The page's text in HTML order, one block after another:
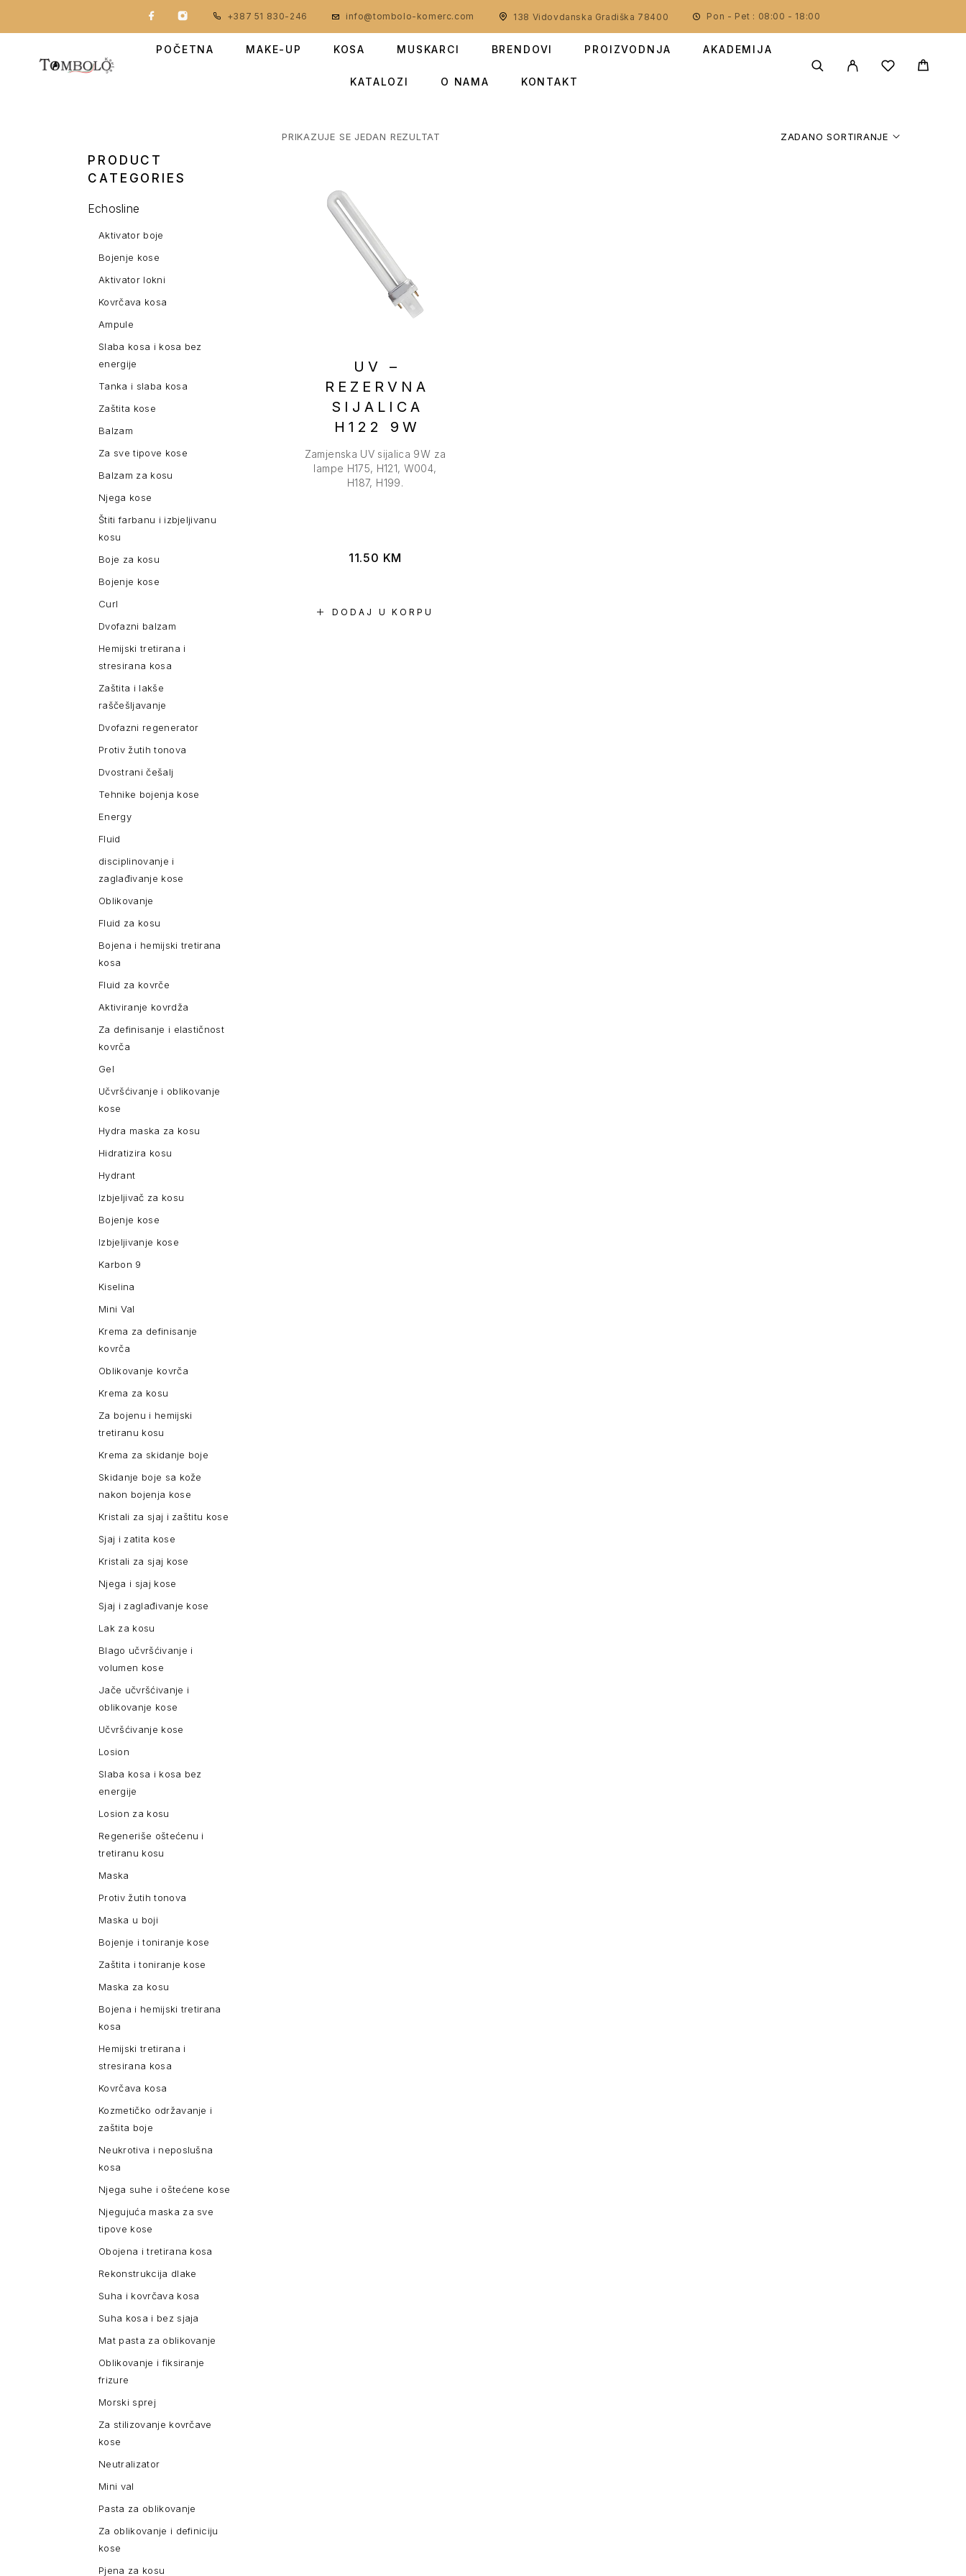
+387 51 830-246 info@tombolo-komerc.com 138 Vidovdanska Gradiška 78400 Pon - Pet : 08:00 - 18:00
POČETNA MAKE-UP KOSA MUSKARCI BRENDOVI PROIZVODNJA AKADEMIJA
KATALOZI O NAMA KONTAKT
PRODUCT
CATEGORIES
Echosline
Aktivator boje
Bojenje kose
Aktivator lokni
Kovrčava kosa
Ampule
Slaba kosa i kosa bez
energije
Tanka i slaba kosa
Zaštita kose
Balzam
Za sve tipove kose
Balzam za kosu
Njega kose
Štiti farbanu i izbjeljivanu
kosu
Boje za kosu
Bojenje kose
Curl
Dvofazni balzam
Hemijski tretirana i
stresirana kosa
Zaštita i lakše
raščešljavanje
Dvofazni regenerator
Protiv žutih tonova
Dvostrani češalj
Tehnike bojenja kose
Energy
Fluid
disciplinovanje i
zaglađivanje kose
Oblikovanje
Fluid za kosu
Bojena i hemijski tretirana
kosa
Fluid za kovrče
Aktiviranje kovrdža
Za definisanje i elastičnost
kovrča
Gel
Učvršćivanje i oblikovanje
kose
Hydra maska za kosu
Hidratizira kosu
Hydrant
Izbjeljivač za kosu
Bojenje kose
Izbjeljivanje kose
Karbon 9
Kiselina
Mini Val
Krema za definisanje
kovrča
Oblikovanje kovrča
Krema za kosu
Za bojenu i hemijski
tretiranu kosu
Krema za skidanje boje
Skidanje boje sa kože
nakon bojenja kose
Kristali za sjaj i zaštitu kose
Sjaj i zatita kose
Kristali za sjaj kose
Njega i sjaj kose
Sjaj i zaglađivanje kose
Lak za kosu
Blago učvršćivanje i
volumen kose
Jače učvršćivanje i
oblikovanje kose
Učvršćivanje kose
Losion
Slaba kosa i kosa bez
energije
Losion za kosu
Regeneriše oštećenu i
tretiranu kosu
Maska
Protiv žutih tonova
Maska u boji
Bojenje i toniranje kose
Zaštita i toniranje kose
Maska za kosu
Bojena i hemijski tretirana
kosa
Hemijski tretirana i
stresirana kosa
Kovrčava kosa
Kozmetičko održavanje i
zaštita boje
Neukrotiva i neposlušna
kosa
Njega suhe i oštećene kose
Njegujuća maska za sve
tipove kose
Obojena i tretirana kosa
Rekonstrukcija dlake
Suha i kovrčava kosa
Suha kosa i bez sjaja
Mat pasta za oblikovanje
Oblikovanje i fiksiranje
frizure
Morski sprej
Za stilizovanje kovrčave
kose
Neutralizator
Mini val
Pasta za oblikovanje
Za oblikovanje i definiciju
kose
Pjena za kosu
PRIKAZUJE SE JEDAN REZULTAT ZADANO SORTIRANJE
DODAJ U KORPU
UV –
REZERVNA
SIJALICA
H122 9W
Zamjenska UV sijalica 9W za
lampe H175, H121, W004,
H187, H199.
11.50 KM